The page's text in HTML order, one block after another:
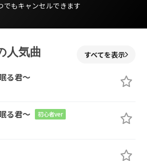
でもキャンセルできます
人気曲 すべてを表示
る君～
る君～ 初心者ver